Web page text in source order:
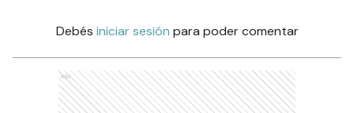
Debés iniciar sesión para poder comentar
Ads